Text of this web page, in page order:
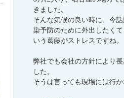
きました。
そんな気候の良い時に、今
染予防のために外出したく
いう葛藤がストレスですね。
弊社でも会社の方針により
した。
そうは言っても現場には行か